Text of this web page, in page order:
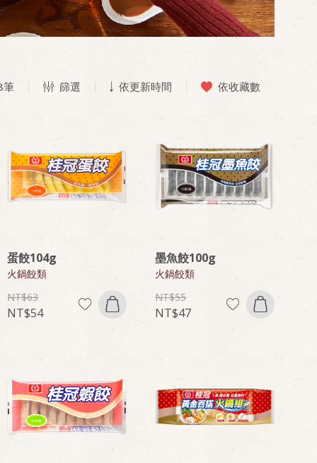
筆 篩選 依更新時間 依收藏數
蛋餃104g
火鍋餃類
63
54
墨魚餃100g
火鍋餃類
55
47